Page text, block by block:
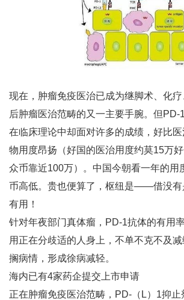
现在，肿瘤免疫医治已成为继脚术、化
后肿瘤医治范畴的又一主要手腕。但PD-
在临床理论中却面对许多的成绩，好比
物用度昂扬（好国的医治用度约莫15万
众币靠近100万）。中国今朝看一年的用
币高低。贵也便算了，枢纽是——借没有
有用！
针对年夜部门真体瘤，PD-1抗体的有用
用正在分歧适的人身上，不单不克不及
搁病情，形成徐病减轻。
海内已有4家药企提交上市申请
正在肿瘤免疫医治范畴，PD-（L）1抑